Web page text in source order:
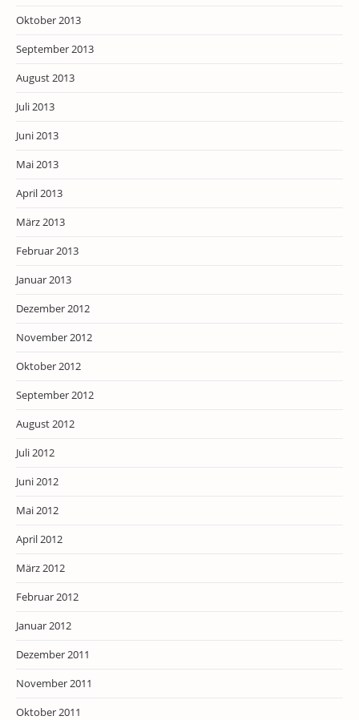
Oktober 2013
September 2013
August 2013
Juli 2013
Juni 2013
Mai 2013
April 2013
März 2013
Februar 2013
Januar 2013
Dezember 2012
November 2012
Oktober 2012
September 2012
August 2012
Juli 2012
Juni 2012
Mai 2012
April 2012
März 2012
Februar 2012
Januar 2012
Dezember 2011
November 2011
Oktober 2011